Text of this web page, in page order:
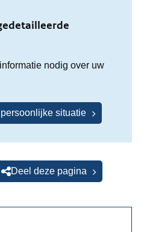
nodig over uw
situatie
Deel deze pagina